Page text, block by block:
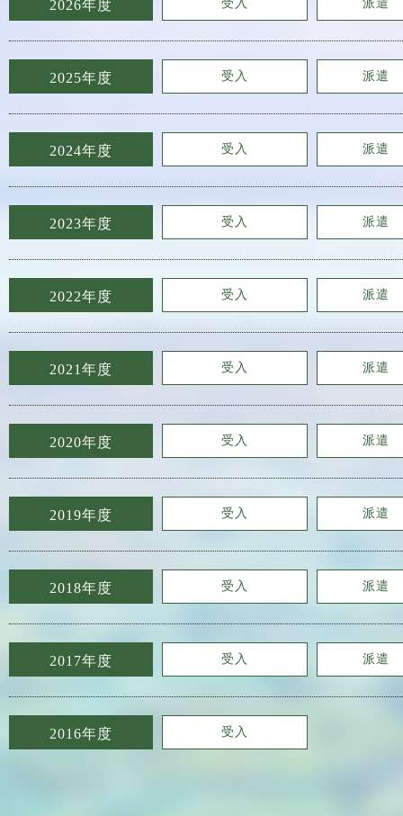
2026年度 受入 派遣
2025年度 受入 派遣
2024年度 受入 派遣
2023年度 受入 派遣
2022年度 受入 派遣
2021年度 受入 派遣
2020年度 受入 派遣
2019年度 受入 派遣
2018年度 受入 派遣
2017年度 受入 派遣
2016年度 受入